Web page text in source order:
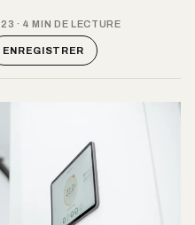
· 4 MIN DE LECTURE
ENREGISTRER